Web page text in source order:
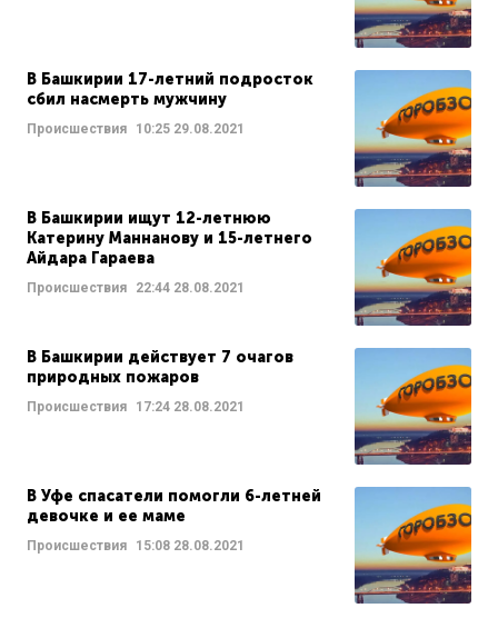
В Башкирии 17-летний подросток
сбил насмерть мужчину
Происшествия 10:25 29.08.2021
В Башкирии ищут 12-летнюю
Катерину Маннанову и 15-летнего
Айдара Гараева
Происшествия 22:44 28.08.2021
В Башкирии действует 7 очагов
природных пожаров
Происшествия 17:24 28.08.2021
В Уфе спасатели помогли 6-летней
девочке и ее маме
Происшествия 15:08 28.08.2021